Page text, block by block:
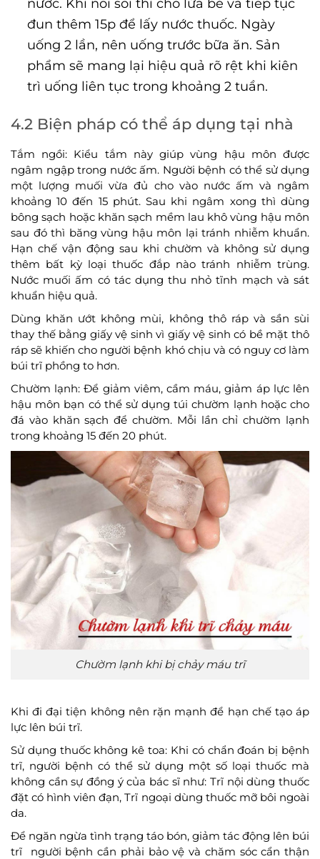
nước. Khi nồi sôi thì cho lửa bé và tiếp tục
đun thêm 15p để lấy nước thuốc. Ngày
uống 2 lần, nên uống trước bữa ăn. Sản
phẩm sẽ mang lại hiệu quả rõ rệt khi kiên
trì uống liên tục trong khoảng 2 tuần.
4.2 Biện pháp có thể áp dụng tại nhà
Tắm ngồi: Kiểu tắm này giúp vùng hậu môn được
ngâm ngập trong nước ấm. Người bệnh có thể sử dụng
một lượng muối vừa đủ cho vào nước ấm và ngâm
khoảng 10 đến 15 phút. Sau khi ngâm xong thì dùng
bông sạch hoặc khăn sạch mềm lau khô vùng hậu môn
sau đó thì băng vùng hậu môn lại tránh nhiễm khuẩn.
Hạn chế vận động sau khi chườm và không sử dụng
thêm bất kỳ loại thuốc đắp nào tránh nhiễm trùng.
Nước muối ấm có tác dụng thu nhỏ tĩnh mạch và sát
khuẩn hiệu quả.
Dùng khăn ướt không mùi, không thô ráp và sần sùi
thay thế bằng giấy vệ sinh vì giấy vệ sinh có bề mặt thô
ráp sẽ khiến cho người bệnh khó chịu và có nguy cơ làm
búi trĩ phồng to hơn.
Chườm lạnh: Để giảm viêm, cầm máu, giảm áp lực lên
hậu môn bạn có thể sử dụng túi chườm lạnh hoặc cho
đá vào khăn sạch để chườm. Mỗi lần chỉ chườm lạnh
trong khoảng 15 đến 20 phút.
Chườm lạnh khi bị chảy máu trĩ
Khi đi đại tiện không nên rặn mạnh để hạn chế tạo áp
lực lên búi trĩ.
Sử dụng thuốc không kê toa: Khi có chẩn đoán bị bệnh
trĩ, người bệnh có thể sử dụng một số loại thuốc mà
không cần sự đồng ý của bác sĩ như: Trĩ nội dùng thuốc
đặt có hình viên đạn, Trĩ ngoại dùng thuốc mỡ bôi ngoài
da.
Để ngăn ngừa tình trạng táo bón, giảm tác động lên búi
trĩ người bệnh cần phải bảo vệ và chăm sóc cẩn thận